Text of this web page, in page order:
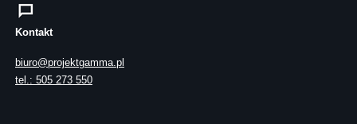
Kontakt
biuro@projektgamma.pl
tel.: 505 273 550